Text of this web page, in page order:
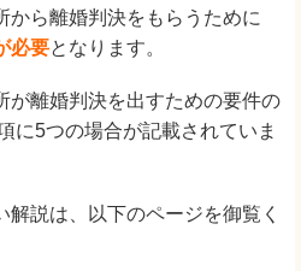
から離婚判決をもらうために
必要となります。
が離婚判決を出すための要件の
に5つの場合が記載されていま
説は、以下のページを御覧く